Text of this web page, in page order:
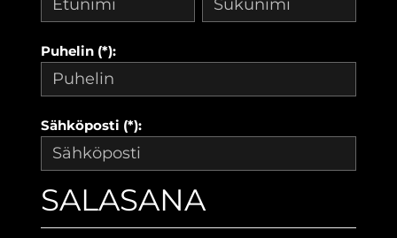
Puhelin (*):
Sähköposti (*):
SALASANA